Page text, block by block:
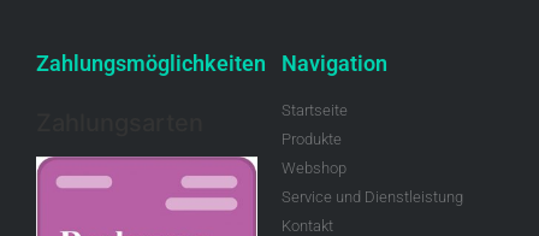
Zahlungsmöglichkeiten Navigation
Startseite
Produkte
Webshop
Service und Dienstleistung
Kontakt